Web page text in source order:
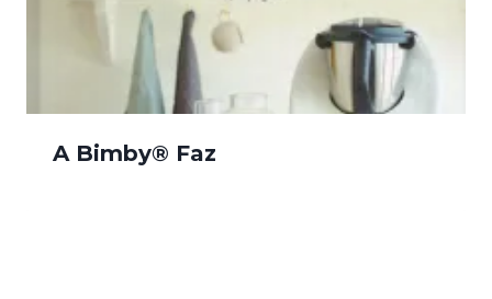
A Bimby® Faz